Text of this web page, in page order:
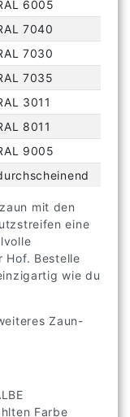
6005
7040
7030
7035
3011
8011
9005
mit den
eine
Hof. Bestelle
wie du
Zaun-
Farbe